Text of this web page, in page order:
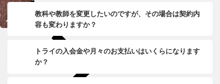
トライのプロ家庭教師
教科や教師を変更したいのですが、その場合は契約内
容も変わりますか？
トライの入会金や月々のお支払いはいくらになります
か？